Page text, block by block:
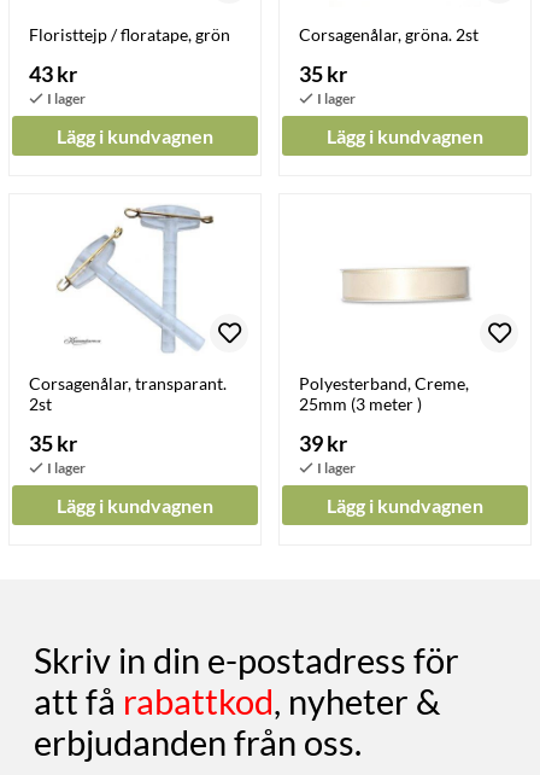
Floristtejp / floratape, grön
43 kr
Lägg i kundvagnen
Corsagenålar, gröna. 2st
35 kr
Lägg i kundvagnen
Corsagenålar, transparant.
2st
35 kr
Lägg i kundvagnen
Polyesterband, Creme,
25mm (3 meter )
39 kr
Lägg i kundvagnen
Skriv in din e-postadress för
att få rabattkod, nyheter &
erbjudanden från oss.